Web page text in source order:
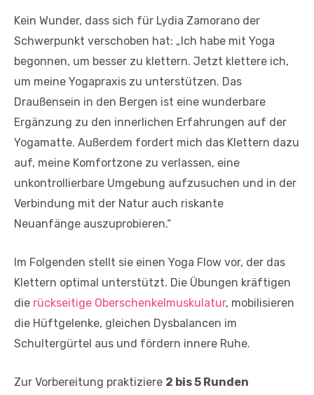
Kein Wunder, dass sich für Lydia Zamorano der
Schwerpunkt verschoben hat: „Ich habe mit Yoga
begonnen, um besser zu klettern. Jetzt klettere ich,
um meine Yogapraxis zu unterstützen. Das
Draußensein in den Bergen ist eine wunderbare
Ergänzung zu den innerlichen Erfahrungen auf der
Yogamatte. Außerdem fordert mich das Klettern dazu
auf, meine Komfortzone zu verlassen, eine
unkontrollierbare Umgebung aufzusuchen und in der
Verbindung mit der Natur auch riskante
Neuanfänge auszuprobieren.“
Im Folgenden stellt sie einen Yoga Flow vor, der das
Klettern optimal unterstützt. Die Übungen kräftigen
die rückseitige Oberschenkelmuskulatur, mobilisieren
die Hüftgelenke, gleichen Dysbalancen im
Schultergürtel aus und fördern innere Ruhe.
Zur Vorbereitung praktiziere 2 bis 5 Runden